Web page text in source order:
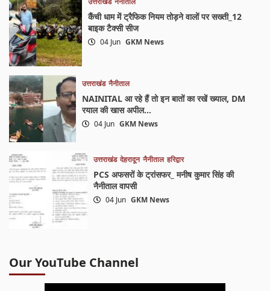
कैंची धाम में ट्रैफिक नियम तोड़ने वालों पर सख्ती_12
बाइक टैक्सी सीज
04 Jun GKM News
उत्तराखंड नैनीताल
NAINITAL आ रहे हैं तो इन बातों का रखें ख्याल, DM
रयाल की खास अपील…
04 Jun GKM News
उत्तराखंड देहरादून नैनीताल हरिद्वार
PCS अफसरों के ट्रांसफर_ मनीष कुमार सिंह की
नैनीताल वापसी
04 Jun GKM News
Our YouTube Channel